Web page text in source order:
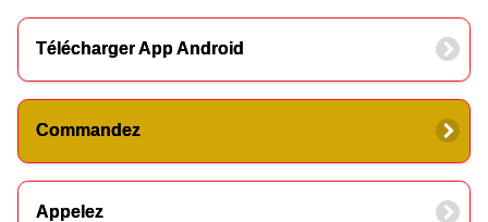
Télécharger App Android
Commandez
Appelez